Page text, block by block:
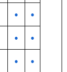
● ●
● ●
● ●